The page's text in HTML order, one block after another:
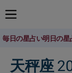
毎日の星占い明日の星
天秤座